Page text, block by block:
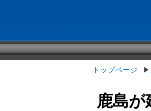
トップページ ▶
鹿島が